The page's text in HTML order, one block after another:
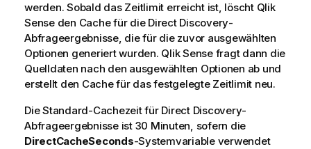
werden. Sobald das Zeitlimit erreicht ist, löscht Qlik
Senseden Cache für die Direct Discovery-
Abfrageergebnisse, die für die zuvor ausgewählten
Optionen generiert wurden. Qlik Sensefragt dann die
Quelldaten nach den ausgewählten Optionen ab und
erstellt den Cache für das festgelegte Zeitlimit neu.
Die Standard-Cachezeit für Direct Discovery-
Abfrageergebnisse ist 30 Minuten, sofern die
DirectCacheSeconds-Systemvariable verwendet